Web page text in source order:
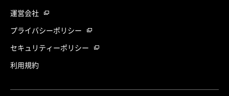
運営会社
プライバシーポリシー
セキュリティーポリシー
利用規約